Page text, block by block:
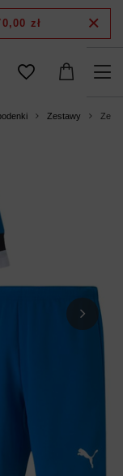
zł
Zestawy